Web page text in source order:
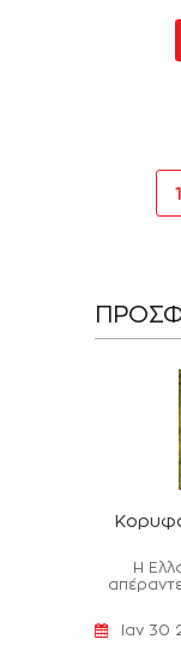
1
Η
Ιαν 30